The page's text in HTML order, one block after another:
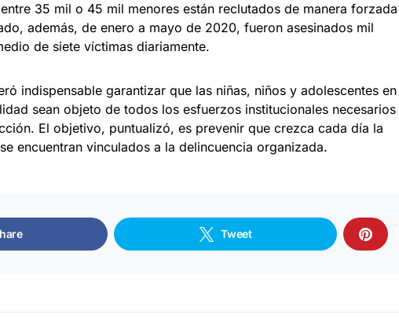
35 mil o 45 mil menores están reclutados de manera forzada
además, de enero a mayo de 2020, fueron asesinados mil
de siete víctimas diariamente.
indispensable garantizar que las niñas, niños y adolescentes en
sean objeto de todos los esfuerzos institucionales necesarios
El objetivo, puntualizó, es prevenir que crezca cada día la
encuentran vinculados a la delincuencia organizada.
Tweet